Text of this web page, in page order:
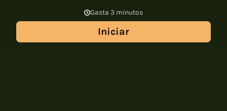
Gasta 3 minutos
Iniciar